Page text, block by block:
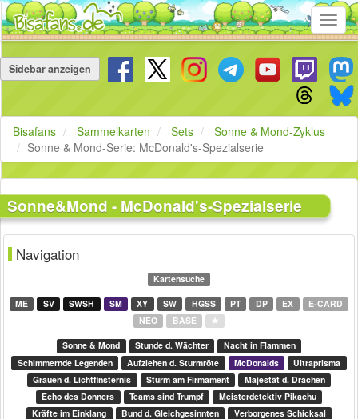
überspringen
Sidebar anzeigen
Bisafans Sammelkarten Sets
Sonne & Mond-Zyklus
Sonne & Mond-Serie: McDonald's-Spezialserie
Sonne&Mond - McDonald's-Spezialserie
Navigation
Kartensuche
ME SV SWSH SM XY SW HGSS PT DP EX
E-CARD
NEO
BASE ★
Sonne & Mond Stunde d. Wächter
Nacht in Flammen
Schimmernde Legenden
Aufziehen d. Sturmröte McDonalds
Ultraprisma
Grauen d. Lichtfinsternis
Sturm am Firmament
Majestät d. Drachen
Echo des Donners
Teams sind Trumpf
Meisterdetektiv Pikachu
Kräfte im Einklang
Bund d. Gleichgesinnten
Verborgenes Schicksal